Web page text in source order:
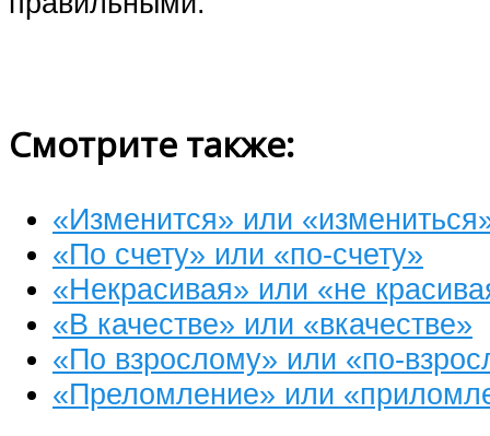
Смотрите также:
«Изменится» или
«По счету» или «по-счету»
«Некрасивая» или «не
«В качестве» или «вкачестве»
«По взрослому» или «по-
«Преломление» или